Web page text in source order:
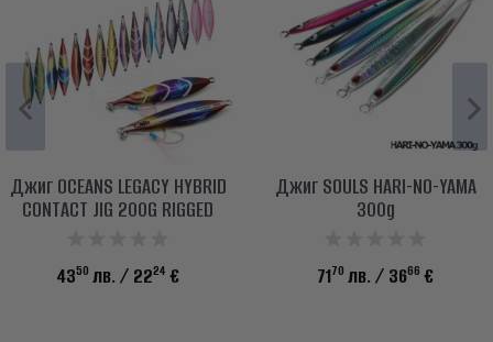
Джиг OCEANS LEGACY HYBRID
CONTACT JIG 200G RIGGED
4350 лв. / 2224 €
Джиг SOULS HARI-NO-YAMA
300g
7170 лв. / 3666 €